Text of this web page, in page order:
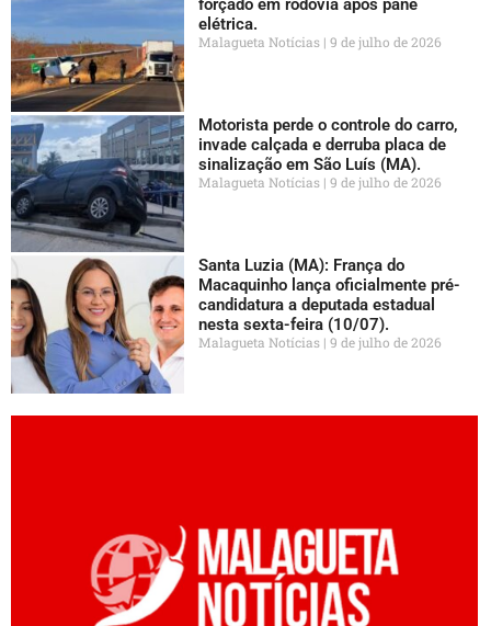
forçado em rodovia após pane
elétrica.
Malagueta Notícias 9 de julho de 2026
Motorista perde o controle do carro,
invade calçada e derruba placa de
sinalização em São Luís (MA).
Malagueta Notícias 9 de julho de 2026
Santa Luzia (MA): França do
Macaquinho lança oficialmente pré-
candidatura a deputada estadual
nesta sexta-feira (10/07).
Malagueta Notícias 9 de julho de 2026